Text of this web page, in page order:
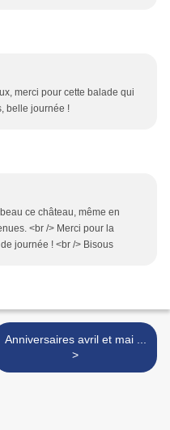
merci pour cette balade qui
belle journée !
ce château, même en
<br /> Merci pour la
journée ! <br /> Bisous
Anniversaires avril et mai ...
>